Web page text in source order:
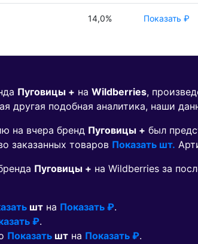
14,0% Показать ₽
Пуговицы + на Wildberries,
другая подобная аналитика, наши
на вчера бренд Пуговицы + был
заказанных товаров Показать шт.
Пуговицы + на Wildberries за
шт на Показать ₽.
₽.
Показать шт на Показать ₽.